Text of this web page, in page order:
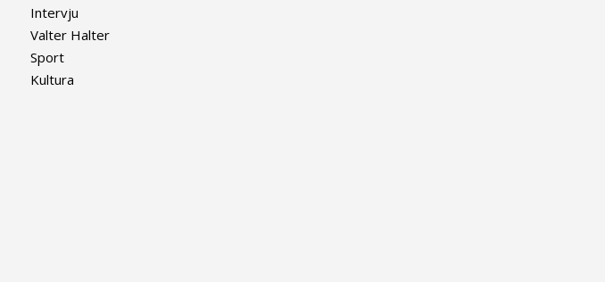
Intervju
Valter Halter
Sport
Kultura